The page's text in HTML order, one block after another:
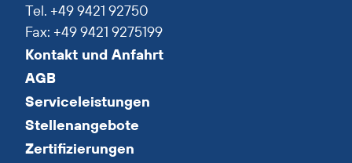
Tel. +49 9421 92750
Fax: +49 9421 9275199
Kontakt und Anfahrt
AGB
Serviceleistungen
Stellenangebote
Zertifizierungen